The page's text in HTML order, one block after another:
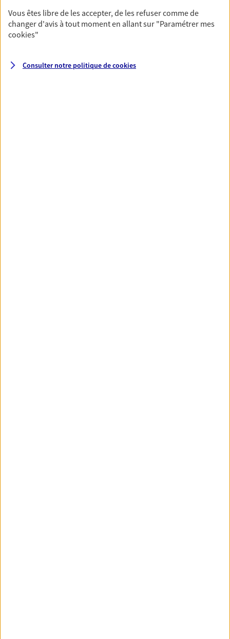
Gagnez en simplicité et en sérénité avec votre
assurance multirisque entreprise. Un contrat
unique pour protéger vos locaux, matériels pro,
équipements et stocks… sans oublier votre
Découvrir l'offre Multirisque Entreprise
Vous êtes libre de les accepter, de les refuser comme de
changer d'avis à tout moment en allant sur "Paramétrer mes
cookies"
Consulter notre politique decookies